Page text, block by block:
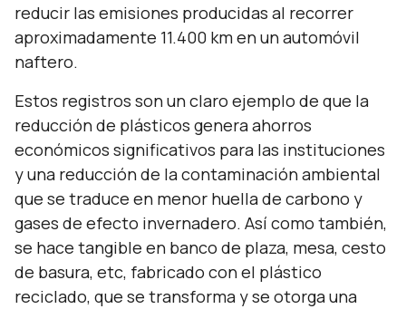
reducir las emisiones producidas al recorrer
aproximadamente 11.400 km en un automóvil
naftero.
Estos registros son un claro ejemplo de que la
reducción de plásticos genera ahorros
económicos significativos para las instituciones
y una reducción de la contaminación ambiental
que se traduce en menor huella de carbono y
gases de efecto invernadero. Así como también,
se hace tangible en banco de plaza, mesa, cesto
de basura, etc, fabricado con el plástico
reciclado, que se transforma y se otorga una